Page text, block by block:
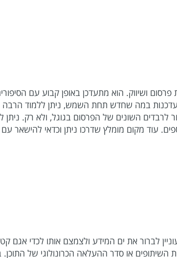
ושיווק. הוא מתעדכן באופן קבוע עם
במה שחדש תחת השמש, ניתן ללמוד הרבה
לרבדים השונים של הפרסום בגוגל, ולא רק. ניתן
עוד מקום מומלץ שדרכו ניתן וכדאי להישאר
לברור את ים המידע ולצמצם אותו לכדי אגם
השיתופים או סדר ההעלאה הכרונולוגי של